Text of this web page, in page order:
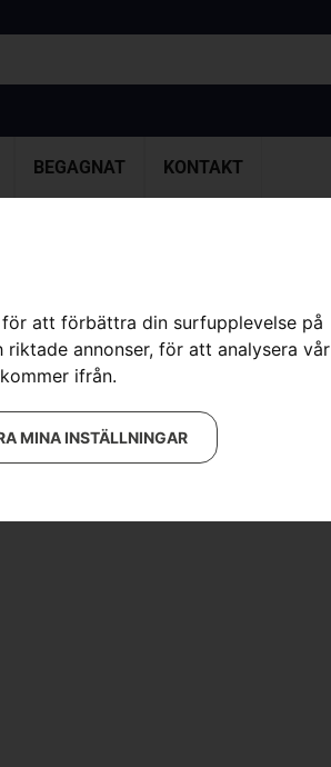
att förbättra din surfupplevelse på
annonser, för att analysera vår
ifrån.
MINA INSTÄLLNINGAR
BEGAGNAT KONTAKT